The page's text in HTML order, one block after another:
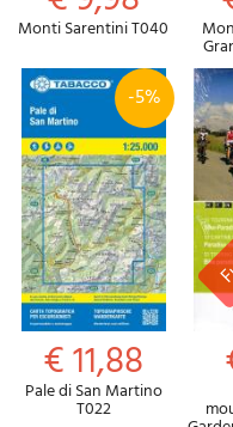
Monti Sarentini T040
-5%
€ 11,88
Pale di San Martino
T022